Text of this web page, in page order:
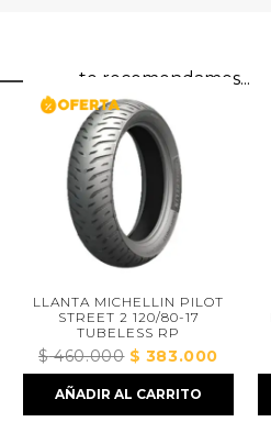
te recomendamos...
MICHELLIN PILOT
2 120/80-17
TUBELESS RP
El
precio
original
$383.000El
precio
actual
AL CARRITO
LLANTA
EXTRA
$